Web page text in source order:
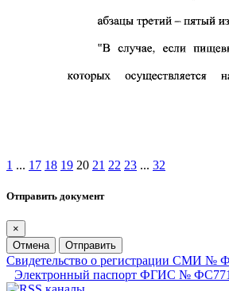
1 ... 17 18 19 20 21 22 23 ... 32
Отправить документ
×
Отмена
Отправить
Свидетельство о регистрации СМИ №
Электронный паспорт ФГИС №